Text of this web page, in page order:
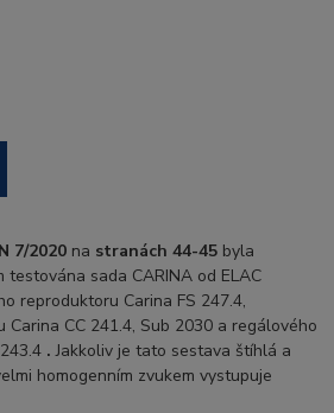
7/2020 na stranách 44-45 byla
testována sada CARINA od ELAC
reproduktoru Carina FS 247.4,
CC 241.4, Sub 2030 a regálového
243.4 .Jakkoliv je tato sestava štíhlá a
homogenním zvukem vystupuje